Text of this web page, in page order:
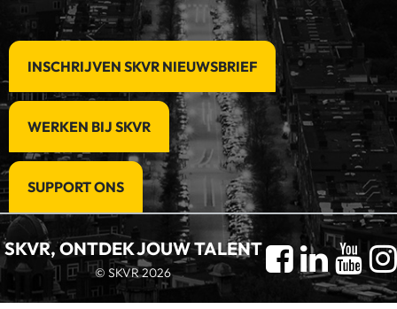
INSCHRIJVEN SKVR NIEUWSBRIEF
WERKEN BIJ SKVR
SUPPORT ONS
SKVR, ONTDEK JOUW TALENT
© SKVR 2026